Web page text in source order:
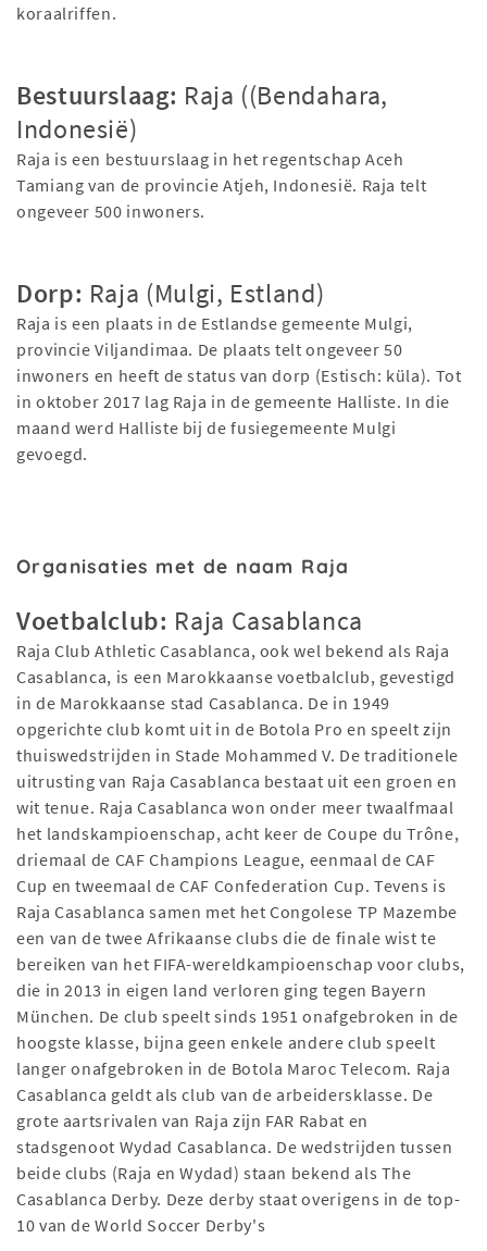
koraalriffen.
Bestuurslaag: Raja ((Bendahara,
Indonesië)
Raja is een bestuurslaag in het regentschap Aceh
Tamiang van de provincie Atjeh, Indonesië. Raja telt
ongeveer 500 inwoners.
Dorp: Raja (Mulgi, Estland)
Raja is een plaats in de Estlandse gemeente Mulgi,
provincie Viljandimaa. De plaats telt ongeveer 50
inwoners en heeft de status van dorp (Estisch: küla). Tot
in oktober 2017 lag Raja in de gemeente Halliste. In die
maand werd Halliste bij de fusiegemeente Mulgi
gevoegd.
Organisaties met de naam Raja
Voetbalclub: Raja Casablanca
Raja Club Athletic Casablanca, ook wel bekend als Raja
Casablanca, is een Marokkaanse voetbalclub, gevestigd
in de Marokkaanse stad Casablanca. De in 1949
opgerichte club komt uit in de Botola Pro en speelt zijn
thuiswedstrijden in Stade Mohammed V. De traditionele
uitrusting van Raja Casablanca bestaat uit een groen en
wit tenue. Raja Casablanca won onder meer twaalfmaal
het landskampioenschap, acht keer de Coupe du Trône,
driemaal de CAF Champions League, eenmaal de CAF
Cup en tweemaal de CAF Confederation Cup. Tevens is
Raja Casablanca samen met het Congolese TP Mazembe
een van de twee Afrikaanse clubs die de finale wist te
bereiken van het FIFA-wereldkampioenschap voor clubs,
die in 2013 in eigen land verloren ging tegen Bayern
München. De club speelt sinds 1951 onafgebroken in de
hoogste klasse, bijna geen enkele andere club speelt
langer onafgebroken in de Botola Maroc Telecom. Raja
Casablanca geldt als club van de arbeidersklasse. De
grote aartsrivalen van Raja zijn FAR Rabat en
stadsgenoot Wydad Casablanca. De wedstrijden tussen
beide clubs (Raja en Wydad) staan bekend als The
Casablanca Derby. Deze derby staat overigens in de top-
10 van de World Soccer Derby's